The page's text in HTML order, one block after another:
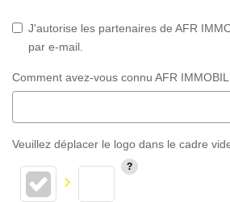
J'autorise les partenaires de AFR
par e-mail.
Comment avez-vous connu AFR
Veuillez déplacer le logo dans le cadre